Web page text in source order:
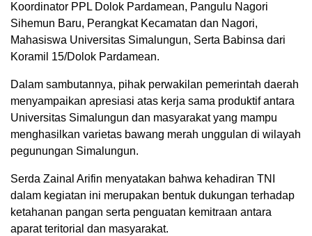
Koordinator PPL Dolok Pardamean, Pangulu Nagori
Sihemun Baru, Perangkat Kecamatan dan Nagori,
Mahasiswa Universitas Simalungun, Serta Babinsa dari
Koramil 15/Dolok Pardamean.
Dalam sambutannya, pihak perwakilan pemerintah daerah
menyampaikan apresiasi atas kerja sama produktif antara
Universitas Simalungun dan masyarakat yang mampu
menghasilkan varietas bawang merah unggulan di wilayah
pegunungan Simalungun.
Serda Zainal Arifin menyatakan bahwa kehadiran TNI
dalam kegiatan ini merupakan bentuk dukungan terhadap
ketahanan pangan serta penguatan kemitraan antara
aparat teritorial dan masyarakat.